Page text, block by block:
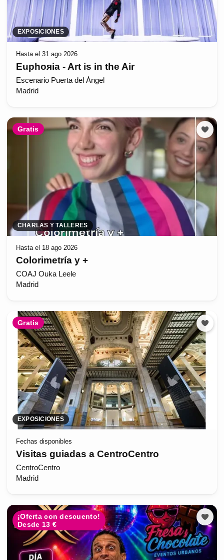
EXPOSICIONES
Hasta el 31 ago 2026
Euphoяia - Art is in the Air
Escenario Puerta del Ángel
Madrid
Gratis
CHARLAS Y TALLERES
Hasta el 18 ago 2026
Colorimetría y +
COAJ Ouka Leele
Madrid
Gratis
EXPOSICIONES
Fechas disponibles
Visitas guiadas a CentroCentro
CentroCentro
Madrid
¡Oferta con descuento!
Desde 13 €